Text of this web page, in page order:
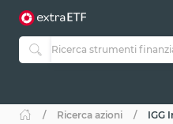
Ricerca azioni IGG